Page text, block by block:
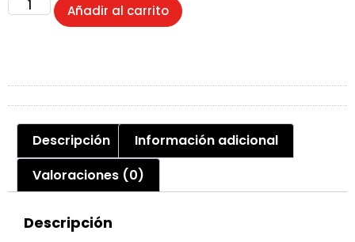
Añadir al carrito
Descripción
Información adicional
Valoraciones (0)
Descripción